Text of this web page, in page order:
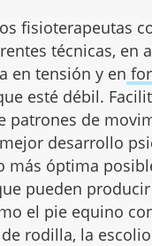
fisioterapeutas
técnicas, en
en tensión y en
esté débil.
patrones de
desarrollo
más óptima
pueden
el pie equino
rodilla, la